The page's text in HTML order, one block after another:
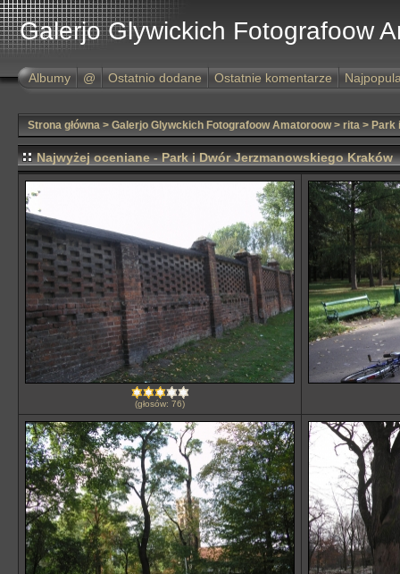
Galerjo Glywickich Fotografoow
Albumy @ Ostatnio dodane Ostatnie komentarze
Strona główna > Galerjo Glywckich Fotografoow Amatoroow> rita > Park
Najwyżej oceniane - Park i Dwór Jerzmanowskiego Kraków
(głosów: 76)